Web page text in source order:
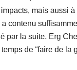
mais aussi
contenu
par la suite. Erg
de “faire de la